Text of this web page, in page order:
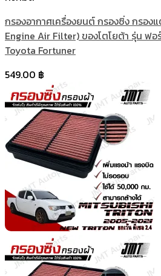
กรองอากาศเครื่องยนต์ กรองซิ่ง กรอง
Engine Air Filter) ของโตโยต้า รุ่น ฟอ
Toyota Fortuner
549.00 ฿